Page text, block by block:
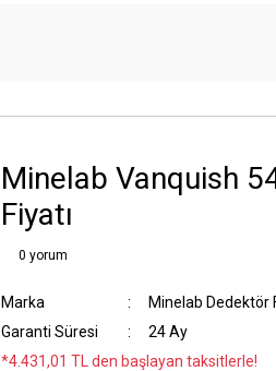
Minelab Vanquish
Fiyatı
0 yorum
Marka
Minelab Dedektör
Garanti Süresi
24 Ay
*4.431,01 TL den başlayan taksitlerle!